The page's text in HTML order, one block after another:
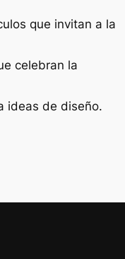
que invitan a la
celebran la
ideas de diseño.